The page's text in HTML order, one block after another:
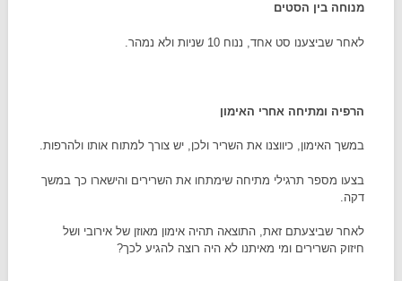
מנוחה בין הסטים
לאחר שביצענו סט אחד, ננוח 10 שניות ולא נמהר.
הרפיה ומתיחה אחרי האימון
במשך האימון, כיווצנו את השריר ולכן, יש צורך למתוח אותו ולהרפות.
בצעו מספר תרגילי מתיחה שימתחו את השרירים והישארו כך במשך
דקה.
לאחר שביצעתם זאת, התוצאה תהיה אימון מאוזן של אירובי ושל
חיזוק השרירים ומי מאיתנו לא היה רוצה להגיע לכך?